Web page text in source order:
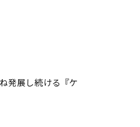
発展し続ける『ケ